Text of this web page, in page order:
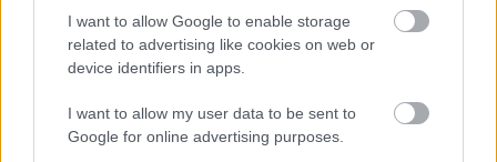
I want to allow Google to enable storage
related to advertising like cookies on web or
device identifiers in apps.
I want to allow my user data to be sent to
Google for online advertising purposes.
Krosno > Klasa B, gr. II - sytuacja w tabeli
Przed meczami 20. kolejki - Krosno > Klasa B, gr. II gospodarze (Victoria
4. miejscu.
Poniżej znajdziesz także ostatnie mecze obu drużyn oraz statystyki